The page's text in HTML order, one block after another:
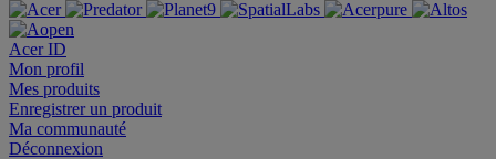
Acer ID
Mon profil
Mes produits
Enregistrer un produit
Ma communauté
Déconnexion